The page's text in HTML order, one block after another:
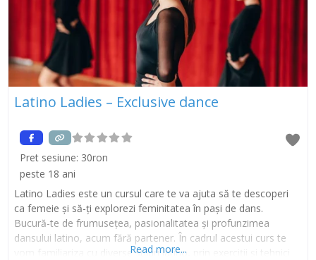
Latino Ladies – Exclusive dance
Pret sesiune: 30ron
peste 18 ani
Latino Ladies este un cursul care te va ajuta să te descoperi
ca femeie și să-ți explorezi feminitatea în pași de dans.
Bucură-te de frumusețea, pasionalitatea și profunzimea
dansului latino, acum fără partener. În cadrul acestui curs te
vom familiariza cu diverse stiluri latino, prin exerciții și tehnici
Read more...